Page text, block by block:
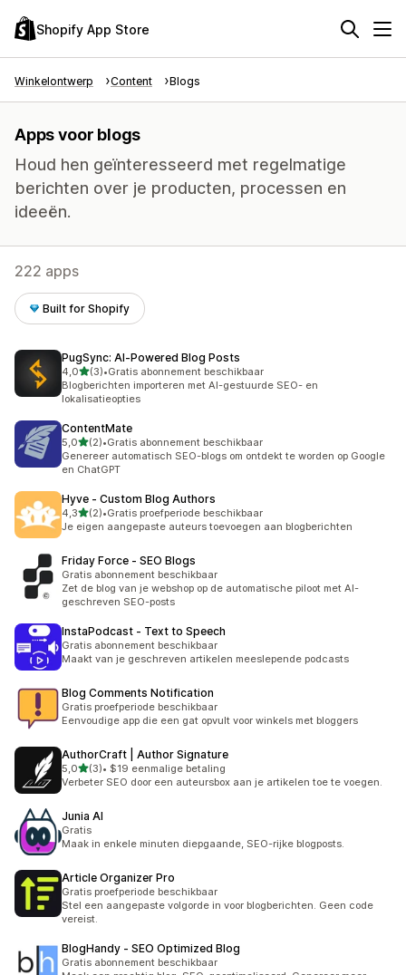
Shopify App Store
Winkelontwerp Content Blogs
Apps voor blogs
Houd hen geïnteresseerd met regelmatige
berichten over je producten, processen en
ideeën.
222 apps
Built for Shopify
PugSync: AI‑Powered Blog Posts
4,0van 5 sterren
(3)
3 recensies in totaal
•Gratis abonnement beschikbaar
Blogberichten importeren met AI-gestuurde SEO- en
lokalisatieopties
ContentMate
5,0van 5 sterren
(2)
2 recensies in totaal
•Gratis abonnement beschikbaar
Genereer automatisch SEO-blogs om ontdekt te worden op Google
en ChatGPT
Hyve ‑ Custom Blog Authors
4,3van 5 sterren
(2)
2 recensies in totaal
•Gratis proefperiode beschikbaar
Je eigen aangepaste auteurs toevoegen aan blogberichten
Friday Force ‑ SEO Blogs
Gratis abonnement beschikbaar
Zet de blog van je webshop op de automatische piloot met AI-
geschreven SEO-posts
InstaPodcast ‑ Text to Speech
Gratis abonnement beschikbaar
Maakt van je geschreven artikelen meeslepende podcasts
Blog Comments Notification
Gratis proefperiode beschikbaar
Eenvoudige app die een gat opvult voor winkels met bloggers
AuthorCraft | Author Signature
5,0van 5 sterren
(3)
3 recensies in totaal
• $19 eenmalige betaling
Verbeter SEO door een auteursbox aan je artikelen toe te voegen.
Junia AI
Gratis
Maak in enkele minuten diepgaande, SEO-rijke blogposts.
Article Organizer Pro
Gratis proefperiode beschikbaar
Stel een aangepaste volgorde in voor blogberichten. Geen code
vereist.
BlogHandy ‑ SEO Optimized Blog
Gratis abonnement beschikbaar